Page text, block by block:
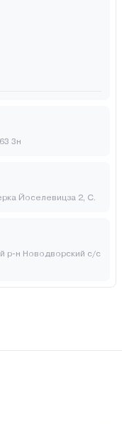
3н
Йоселевицза 2, С.
р-н Новодворский с/с